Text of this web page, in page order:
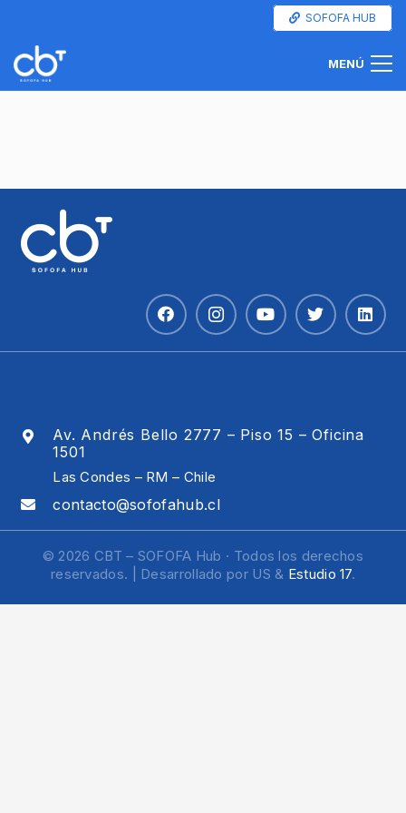
SOFOFA HUB
MENÚ
Av. Andrés Bello 2777 – Piso 15 – Oficina
1501
Las Condes – RM – Chile
contacto@sofofahub.cl
© 2026 CBT – SOFOFA Hub · Todos los derechos
reservados. | Desarrollado por US & Estudio 17.